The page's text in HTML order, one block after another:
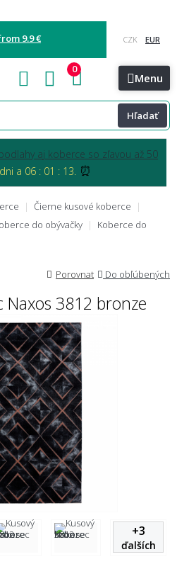
9.9 €
Kontakt Menu
Hľadať
0
aj koberce so zľavou až 50
a 06 : 01 : 12. ⏰
Čierne kusové koberce
do obývačky
Koberce do
Porovnat Do obľúbených
Naxos 3812 bronze
+3
ďalších